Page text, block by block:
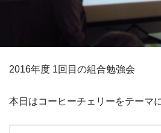
2016年度 1回目の組合勉強会
本日はコーヒーチェリーをテーマ